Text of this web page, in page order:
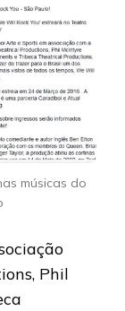
músicas do
Phil